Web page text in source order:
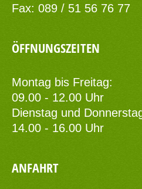
Fax: 089 / 51 56 76 77
ÖFFNUNGSZEITEN
Montag bis Freitag:
09.00 - 12.00 Uhr
Dienstag und
14.00 - 16.00 Uhr
ANFAHRT